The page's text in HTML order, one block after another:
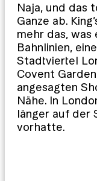
Naja, und das
Ganze ab.
mehr das, was
Bahnlinien,
Stadtviertel
Covent
angesagten
Nähe. In
länger auf der
vorhatte.